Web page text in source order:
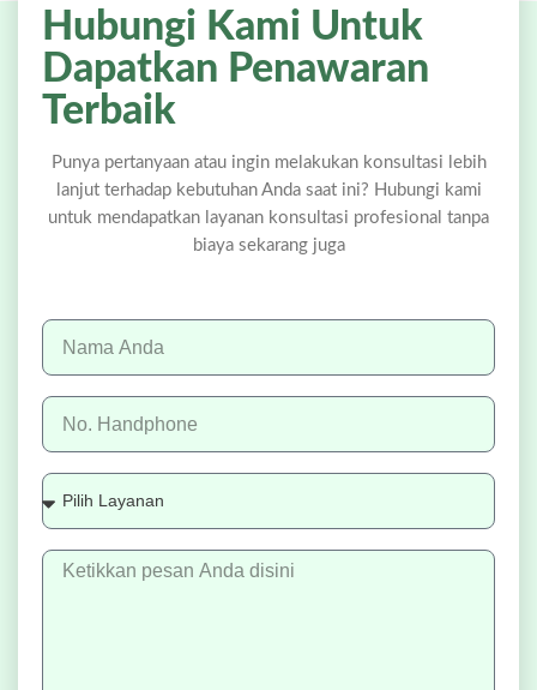
Hubungi Kami Untuk
Dapatkan Penawaran
Terbaik
Punya pertanyaan atau ingin melakukan konsultasi lebih
lanjut terhadap kebutuhan Anda saat ini? Hubungi kami
untuk mendapatkan layanan konsultasi profesional tanpa
biaya sekarang juga